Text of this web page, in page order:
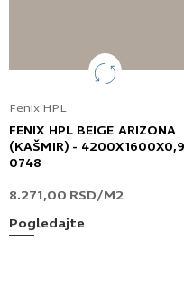
Fenix HPL
FENIX HPL BEIGE ARIZONA
(KAŠMIR) -
0748
8.271,00 RSD/M2
Pogledajte